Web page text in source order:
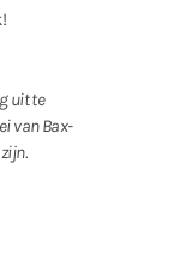
uit te
van Bax-